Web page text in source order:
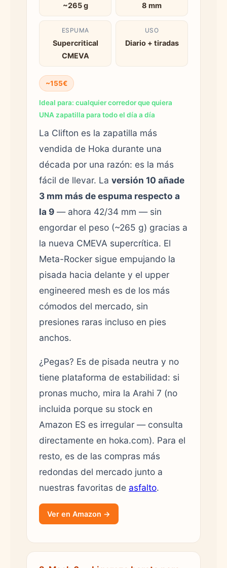
~265 g 8 mm
ESPUMA
Supercritical
CMEVA
USO
Diario + tiradas
~155€
Ideal para: cualquier corredor que quiera
UNA zapatilla para todo el día a día
La Clifton es la zapatilla más
vendida de Hoka durante una
década por una razón: es la más
fácil de llevar. La versión 10 añade
3 mm más de espuma respecto a
la 9 — ahora 42/34 mm — sin
engordar el peso (~265 g) gracias a
la nueva CMEVA supercrítica. El
Meta-Rocker sigue empujando la
pisada hacia delante y el upper
engineered mesh es de los más
cómodos del mercado, sin
presiones raras incluso en pies
anchos.
¿Pegas? Es de pisada neutra y no
tiene plataforma de estabilidad: si
pronas mucho, mira la Arahi 7 (no
incluida porque su stock en
Amazon ES es irregular — consulta
directamente en hoka.com). Para el
resto, es de las compras más
redondas del mercado junto a
nuestras favoritas de asfalto.
Ver en Amazon →